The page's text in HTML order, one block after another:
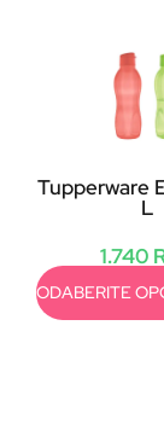
Tupperware
L
1.740
ODABERITE